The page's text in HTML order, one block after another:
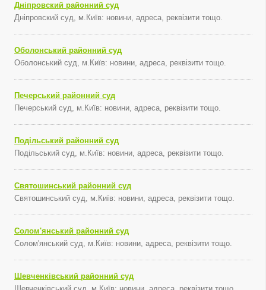
Дніпровский районний суд
Дніпровский суд, м.Київ: новини, адреса, реквізити тощо.
Оболонський районний суд
Оболонський суд, м.Київ: новини, адреса, реквізити тощо.
Печерський районний суд
Печерський суд, м.Київ: новини, адреса, реквізити тощо.
Подільський районний суд
Подільський суд, м.Київ: новини, адреса, реквізити тощо.
Святошинський районний суд
Святошинський суд, м.Київ: новини, адреса, реквізити тощо.
Солом'янський районний суд
Солом'янський суд, м.Київ: новини, адреса, реквізити тощо.
Шевченківський районний суд